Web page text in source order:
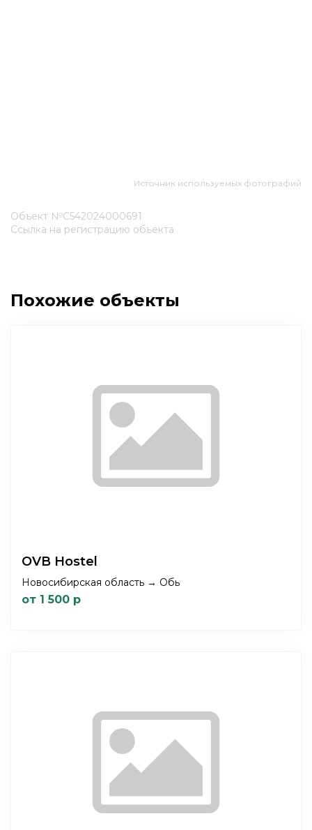
Источник используемых фотографий
Объект №С542024000691
Ссылка на регистрацию объекта
Похожие объекты
OVB Hostel
Новосибирская область → Обь
от 1 500 р